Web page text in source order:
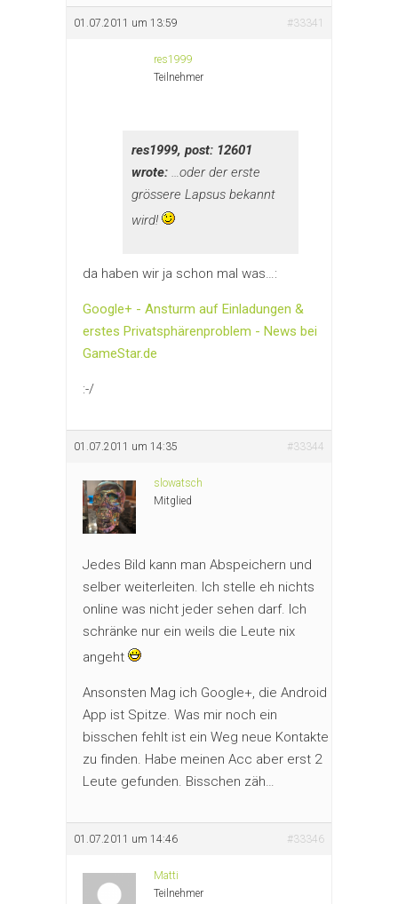
01.07.2011 um 13:59 #33341
res1999
Teilnehmer
res1999, post: 12601
wrote: …oder der erste
grössere Lapsus bekannt
wird!
da haben wir ja schon mal was…:
Google+ - Ansturm auf Einladungen &
erstes Privatsphärenproblem - News bei
GameStar.de
:-/
01.07.2011 um 14:35 #33344
slowatsch
Mitglied
Jedes Bild kann man Abspeichern und
selber weiterleiten. Ich stelle eh nichts
online was nicht jeder sehen darf. Ich
schränke nur ein weils die Leute nix
angeht
Ansonsten Mag ich Google+, die Android
App ist Spitze. Was mir noch ein
bisschen fehlt ist ein Weg neue Kontakte
zu finden. Habe meinen Acc aber erst 2
Leute gefunden. Bisschen zäh…
01.07.2011 um 14:46 #33346
Matti
Teilnehmer